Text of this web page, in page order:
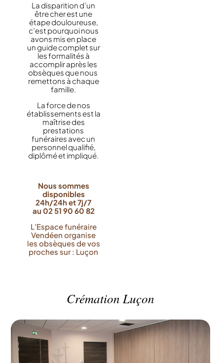
La disparition d’un
être cher est une
étape douloureuse,
c’est pourquoi nous
avons mis en place
un guide complet sur
les formalités à
accomplir après les
obsèques que nous
remettons à chaque
famille.
La force de nos
établissements est la
maîtrise des
prestations
funéraires avec un
personnel qualifié,
diplômé et impliqué.
Nous sommes
disponibles
24h/24h et 7j/7
au 02 51 90 60 82
L’Espace funéraire
Vendéen organise
les obsèques de vos
proches sur : Luçon
Crémation Luçon